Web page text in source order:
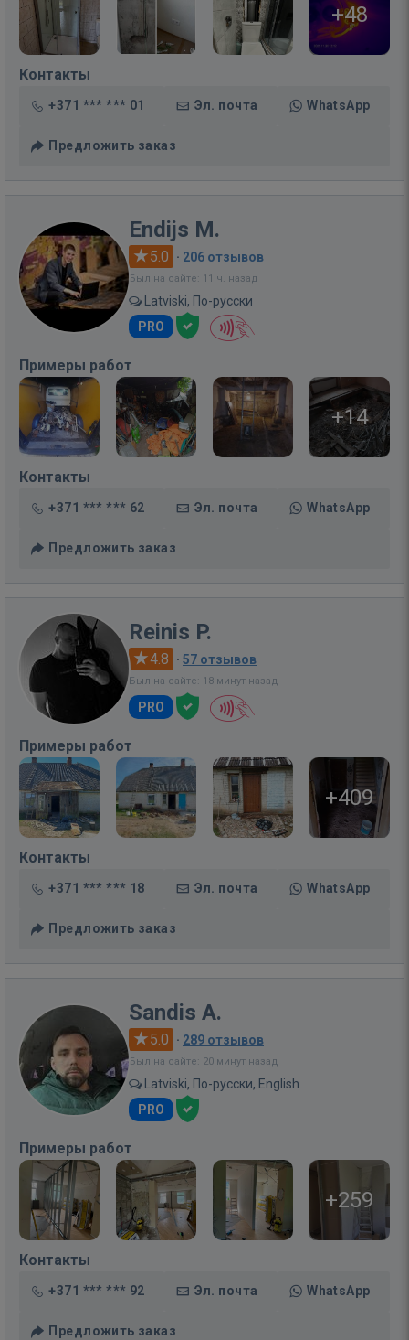
+48
Контакты
+371 *** *** 01 Эл. почта WhatsApp
Предложить заказ
Endijs M.
5.0 · 206 отзывов
Был на сайте: 11 ч. назад
Latviski, По-русски
PRO
Примеры работ
+14
Контакты
+371 *** *** 62 Эл. почта WhatsApp
Предложить заказ
Reinis P.
4.8 · 57 отзывов
Был на сайте: 18 минут назад
PRO
Примеры работ
+409
Контакты
+371 *** *** 18 Эл. почта WhatsApp
Предложить заказ
Sandis A.
5.0 · 289 отзывов
Был на сайте: 20 минут назад
Latviski, По-русски, English
PRO
Примеры работ
+259
Контакты
+371 *** *** 92 Эл. почта WhatsApp
Предложить заказ